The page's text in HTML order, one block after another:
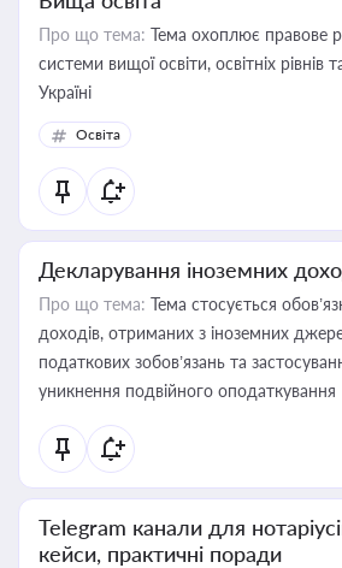
Про що тема: Тема охоплює правове
системи вищої освіти, освітніх рівнів
Україні
Освіта
Декларування іноземних
Про що тема: Тема стосується
доходів, отриманих з іноземних
податкових зобов’язань та
уникнення подвійного оподаткування
Telegram канали для
кейси, практичні поради